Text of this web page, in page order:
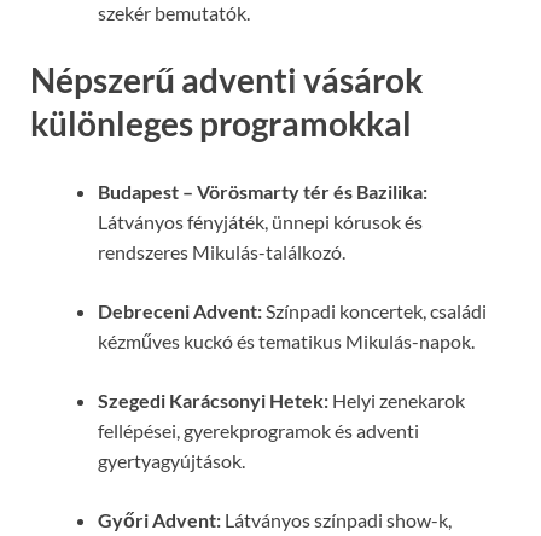
szekér bemutatók.
Népszerű adventi vásárok
különleges programokkal
Budapest – Vörösmarty tér és Bazilika:
Látványos fényjáték, ünnepi kórusok és
rendszeres Mikulás-találkozó.
Debreceni Advent: Színpadi koncertek, családi
kézműves kuckó és tematikus Mikulás-napok.
Szegedi Karácsonyi Hetek: Helyi zenekarok
fellépései, gyerekprogramok és adventi
gyertyagyújtások.
Győri Advent: Látványos színpadi show-k,